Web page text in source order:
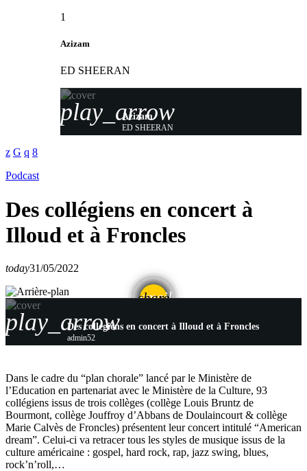
1
Azizam
ED SHEERAN
play_arrow
Azizam
ED SHEERAN
Podcast
Des collégiens en concert à
Illoud et à Froncles
today31/05/2022
share
email
play_arrowDes collégiens en concert à Illoud et à Froncles
admin52
Dans le cadre du “plan chorale” lancé par le Ministère de
l’Education en partenariat avec le Ministère de la Culture, 93
collégiens issus de trois collèges (collège Louis Bruntz de
Bourmont, collège Jouffroy d’Abbans de Doulaincourt & collège
Marie Calvès de Froncles) présentent leur concert intitulé “American
dream”. Celui-ci va retracer tous les styles de musique issus de la
culture américaine : gospel, hard rock, rap, jazz swing, blues,
rock’n’roll,…